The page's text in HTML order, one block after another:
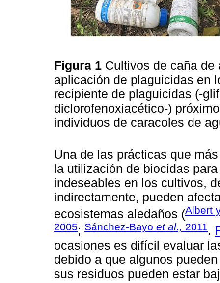
Figura 1 Cultivos de caña de
aplicación de plaguicidas en
recipiente de plaguicidas (-
diclorofenoxiacético-)
individuos de caracoles de
Una de las prácticas que
la utilización de biocidas
indeseables en los cultivos,
indirectamente, pueden
ecosistemas aledaños (Albert
2005; Sánchez-Bayo et al., 2011.
ocasiones es difícil evaluar
debido a que algunos
sus residuos pueden estar